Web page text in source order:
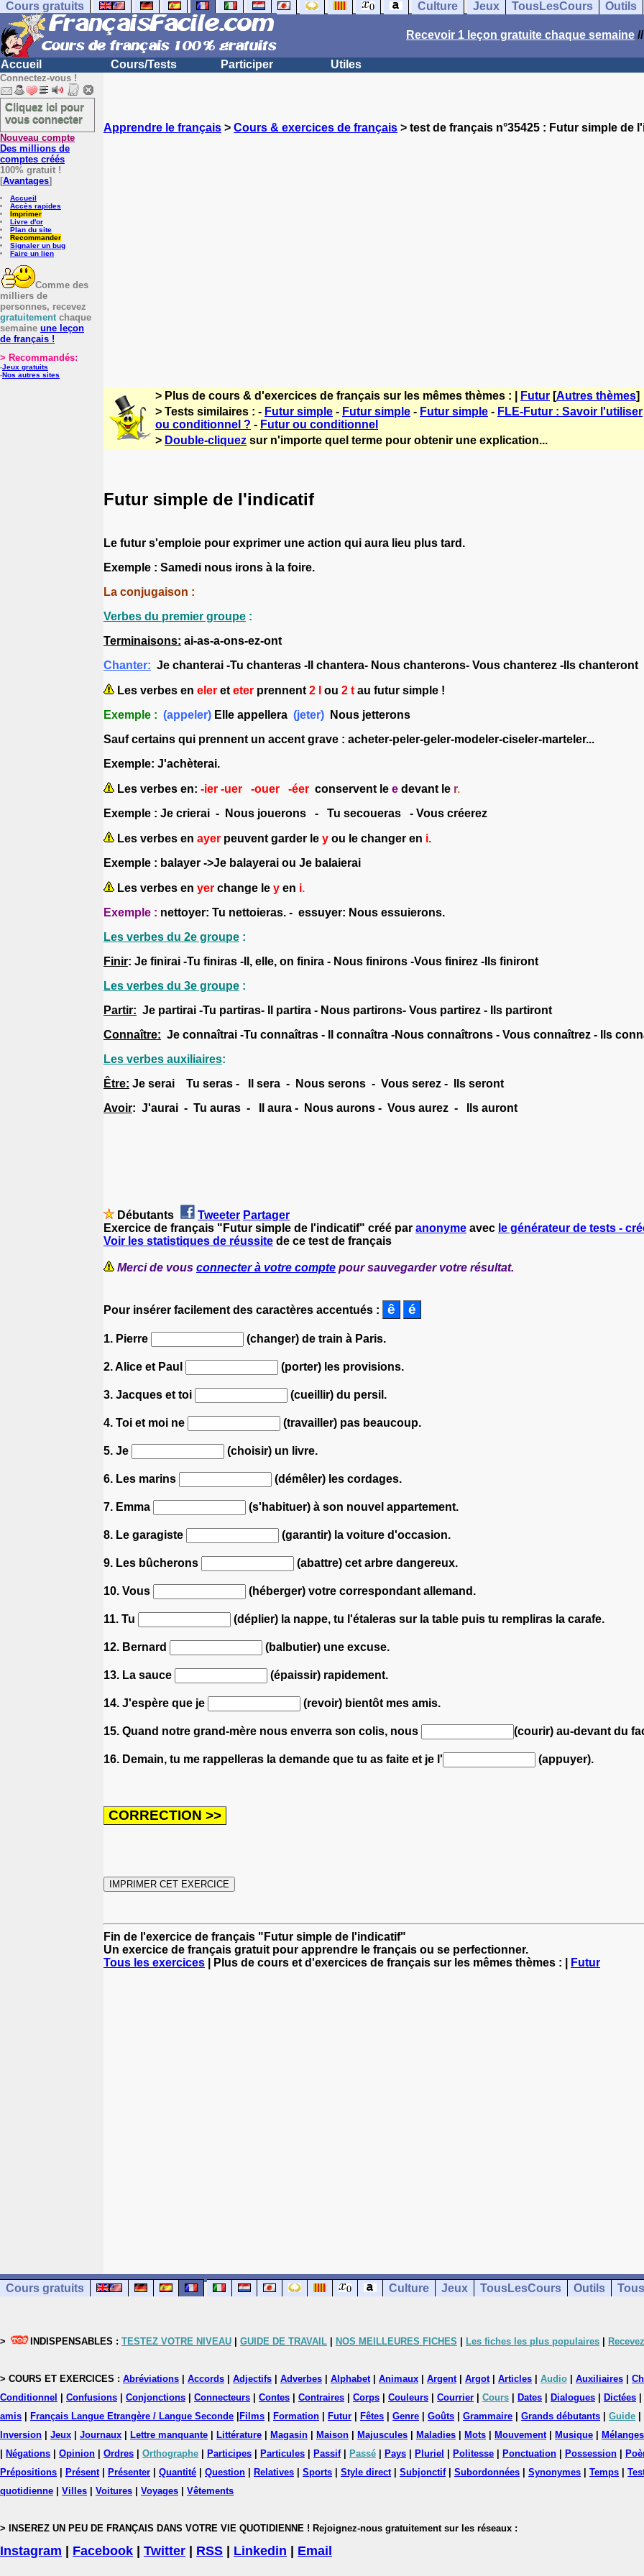
Cours gratuits Culture Jeux TousLesCours Outils
Recevoir 1 leçon gratuite chaque semaine //
Accueil Cours/Tests Participer Utiles
Connectez-vous !
Cliquez ici pour
vous connecter
Nouveau compte
Des millions de
comptes créés
100% gratuit !
[Avantages]
Accueil
Accès rapides
Imprimer
Livre d'or
Plan du site
Recommander
Signaler un bug
Faire un lien
Comme des
milliers de
personnes, recevez
gratuitementchaque
semaine une leçon
de français !
> Recommandés:
-Jeux gratuits
-Nos autres sites
Apprendre le français > Cours & exercices de français > test de français n°35425 : Futur simple de
> Plus de cours & d'exercices de français sur les mêmes thèmes : | Futur [Autres thèmes]
> Tests similaires : - Futur simple - Futur simple - Futur simple - FLE-Futur : Savoir l'utiliser
ou conditionnel ? - Futur ou conditionnel
> Double-cliquez sur n'importe quel terme pour obtenir une explication...
Futur simple de l'indicatif
Le futur s'emploie pour exprimer une action qui aura lieu plus tard.
Exemple : Samedi nous irons à la foire.
La conjugaison :
Verbes du premier groupe :
Terminaisons: ai-as-a-ons-ez-ont
Chanter: Je chanterai -Tu chanteras - Il chantera- Nous chanterons- Vous chanterez - Ils chanteront
Les verbes en eler et eter prennent 2 l ou 2 t au futur simple !
Exemple : (appeler) Elle appellera (jeter)
Nous jetterons
Sauf certains qui prennent un accent grave : acheter-peler-geler-modeler-ciseler-marteler...
Exemple: J'achèterai.
Les verbes en: -ier -uer -ouer -éer conservent le e devant le r.
Exemple : Je crierai - Nous jouerons - Tu secoueras - Vous créerez
Les verbes en ayer peuvent garder le y ou le changer en i.
Exemple : balayer ->Je balayerai ou Je balaierai
Les verbes en yer change le y en i.
Exemple : nettoyer: Tu nettoieras. - essuyer: Nous essuierons.
Les verbes du 2e groupe :
Finir: Je finirai -Tu finiras -Il, elle, on finira - Nous finirons -Vous finirez - Ils finiront
Les verbes du 3e groupe :
Partir: Je partirai -Tu partiras- Il partira - Nous partirons- Vous partirez - Ils partiront
Connaître: Je connaîtrai -Tu connaîtras - Il connaîtra -Nous connaîtrons - Vous connaîtrez - Ils
Les verbes auxiliaires:
Être: Je serai Tu seras - Il sera - Nous serons - Vous serez - Ils seront
Avoir: J'aurai - Tu auras - Il aura - Nous aurons - Vous aurez - Ils auront
Débutants Tweeter Partager
Exercice de français "Futur simple de l'indicatif" créé par anonyme avec le générateur de tests -
Voir les statistiques de réussite de ce test de français
Merci de vous connecter à votre compte pour sauvegarder votre résultat.
Pour insérer facilement des caractères accentués :
1. Pierre (changer) de train à Paris.
2. Alice et Paul (porter) les provisions.
3. Jacques et toi (cueillir) du persil.
4. Toi et moi ne (travailler) pas beaucoup.
5. Je (choisir) un livre.
6. Les marins (démêler) les cordages.
7. Emma (s'habituer) à son nouvel appartement.
8. Le garagiste (garantir) la voiture d'occasion.
9. Les bûcherons (abattre) cet arbre dangereux.
10. Vous (héberger) votre correspondant allemand.
11. Tu (déplier) la nappe, tu l'étaleras sur la table puis tu rempliras la carafe.
12. Bernard (balbutier) une excuse.
13. La sauce (épaissir) rapidement.
14. J'espère que je (revoir) bientôt mes amis.
15. Quand notre grand-mère nous enverra son colis, nous (courir) au-devant du
16. Demain, tu me rappelleras la demande que tu as faite et je l' (appuyer).
Fin de l'exercice de français "Futur simple de l'indicatif"
Un exercice de français gratuit pour apprendre le français ou se perfectionner.
Tous les exercices | Plus de cours et d'exercices de français sur les mêmes thèmes : | Futur
Cours gratuits Culture Jeux TousLesCours Outils
> INDISPENSABLES : TESTEZ VOTRE NIVEAU GUIDE DE TRAVAIL NOS MEILLEURES FICHES Les fiches les plus populaires
> COURS ET EXERCICES : Abréviations Accords Adjectifs Adverbes Alphabet| Animaux Argent| Argot| Articles Audio Auxiliaires
Conditionnel
Confusions Conjonctions Connecteurs Contes Contraires Corps Couleurs Courrier Cours Dates Dialogues Dictées
amis
Français Langue Etrangère / Langue Seconde Films Formation Futur Fêtes Genre Goûts Grammaire Grands débutants Guide
Inversion
Jeux Journaux Lettre manquante Littérature Magasin Maison Majuscules Maladies Mots Mouvement| Musique Mélanges
Négations Opinion Ordres Orthographe Participes Particules Passif| Passé Pays Pluriel Politesse Ponctuation Possession
Prépositions
Présent| Présenter Quantité Question Relatives Sports Style direct| Subjonctif| Subordonnées Synonymes Temps
quotidienne
Villes Voitures Voyages Vêtements
> INSEREZ UN PEU DE FRANÇAIS DANS VOTRE VIE QUOTIDIENNE ! Rejoignez-nous gratuitement sur les réseaux :
Instagram Facebook Twitter RSS Linkedin Email